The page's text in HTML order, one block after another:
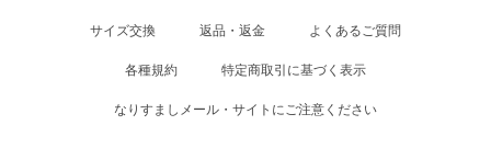
サイズ交換 返品・返金 よくあるご質問
各種規約 特定商取引に基づく表示
なりすましメール・サイトにご注意ください